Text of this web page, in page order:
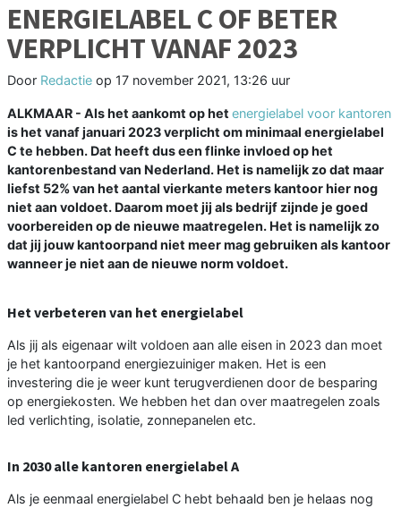
ENERGIELABEL C OF BETER
VERPLICHT VANAF 2023
Door Redactie op 17 november 2021, 13:26 uur
ALKMAAR - Als het aankomt op het energielabel voor kantoren
is het vanaf januari 2023 verplicht om minimaal energielabel
C te hebben. Dat heeft dus een flinke invloed op het
kantorenbestand van Nederland. Het is namelijk zo dat maar
liefst 52% van het aantal vierkante meters kantoor hier nog
niet aan voldoet. Daarom moet jij als bedrijf zijnde je goed
voorbereiden op de nieuwe maatregelen. Het is namelijk zo
dat jij jouw kantoorpand niet meer mag gebruiken als kantoor
wanneer je niet aan de nieuwe norm voldoet.
Het verbeteren van het energielabel
Als jij als eigenaar wilt voldoen aan alle eisen in 2023 dan moet
je het kantoorpand energiezuiniger maken. Het is een
investering die je weer kunt terugverdienen door de besparing
op energiekosten. We hebben het dan over maatregelen zoals
led verlichting, isolatie, zonnepanelen etc.
In 2030 alle kantoren energielabel A
Als je eenmaal energielabel C hebt behaald ben je helaas nog